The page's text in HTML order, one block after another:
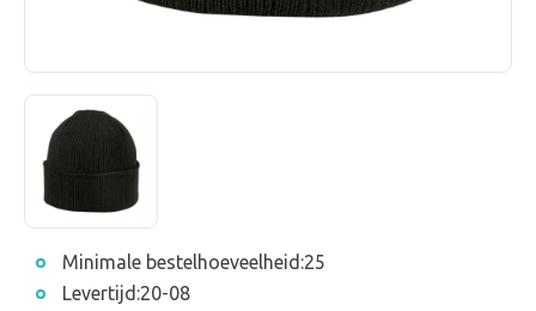
Minimale bestelhoeveelheid:25
Levertijd:20-08